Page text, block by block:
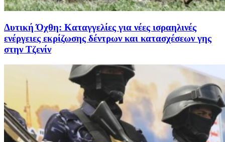
Δυτική Όχθη: Καταγγελίες για νέες ισραηλινές
ενέργειες εκρίζωσης δέντρων και κατασχέσεων γης
στην Τζενίν